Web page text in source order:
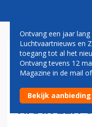
INDIGO
TURKISH
NAAR EEN
Ontvang een jaar
Luchtvaartnieuws en
toegang tot al het
Ontvang tevens 12
Magazine in de mail
Bekijk aanbieding